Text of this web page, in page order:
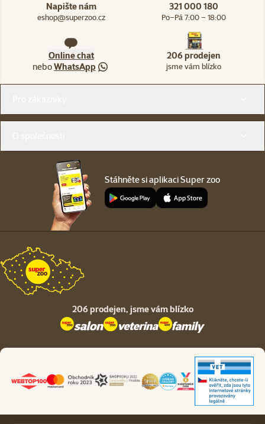
Napište nám
eshop@superzoo.cz
321 000 180
Po–Pá 7:00 – 18:00
Online chat
neboWhatsApp
206 prodejen
jsme vám blízko
Stáhněte si aplikaci Super zoo
206 prodejen, jsme vám blízko